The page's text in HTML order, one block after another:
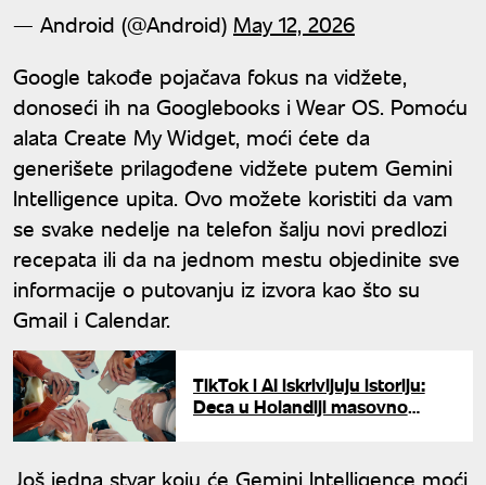
— Android (@Android) May 12, 2026
Google takođe pojačava fokus na vidžete,
donoseći ih na Googlebooks i Wear OS. Pomoću
alata Create My Widget, moći ćete da
generišete prilagođene vidžete putem Gemini
Intelligence upita. Ovo možete koristiti da vam
se svake nedelje na telefon šalju novi predlozi
recepata ili da na jednom mestu objedinite sve
informacije o putovanju iz izvora kao što su
Gmail i Calendar.
TikTok i AI iskrivljuju istoriju:
Deca u Holandiji masovno
Još jedna stvar koju će Gemini Intelligence moći